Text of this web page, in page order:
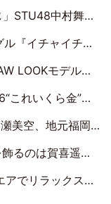
新しい挑戦は自らの手で
は『日向坂で会いましょう』にて発表
モデルに就任
今回もわちゃわちゃ全開
周年トップサポーター』に就任
人になった私を見ていただけたら」
を感じていただけるとうれしい」